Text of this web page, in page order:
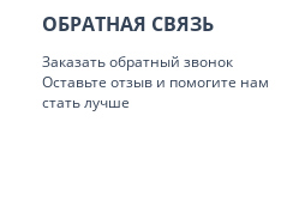
ОБРАТНАЯ СВЯЗЬ
Заказать обратный звонок
Оставьте отзыв и помогите нам
стать лучше